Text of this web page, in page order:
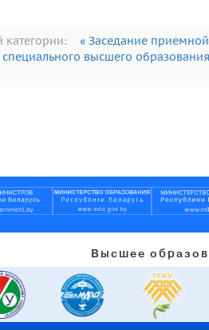
категории:
« Заседание
высшего
Высшее